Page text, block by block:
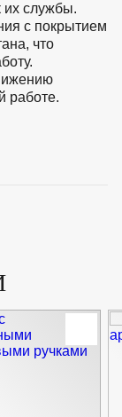
их службы.
с покрытием
что
работе.